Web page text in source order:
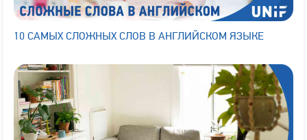
10 САМЫХ СЛОЖНЫХ СЛОВ В АНГЛИЙСКОМ ЯЗЫКЕ